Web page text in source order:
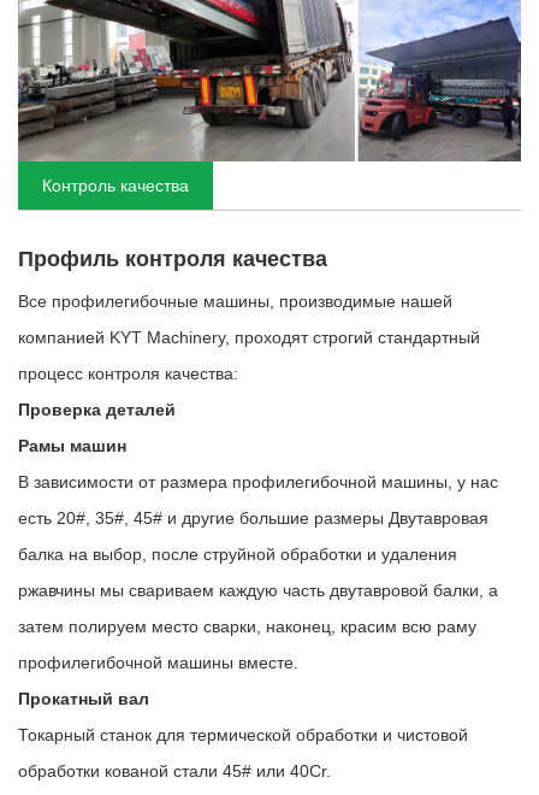
Контроль качества
Профиль контроля качества
Все профилегибочные машины, производимые нашей
компанией KYT Machinery, проходят строгий стандартный
процесс контроля качества:
Проверка деталей
Рамы машин
В зависимости от размера профилегибочной машины, у нас
есть 20#, 35#, 45# и другие большие размеры Двутавровая
балка на выбор, после струйной обработки и удаления
ржавчины мы свариваем каждую часть двутавровой балки, а
затем полируем место сварки, наконец, красим всю раму
профилегибочной машины вместе.
Прокатный вал
Токарный станок для термической обработки и чистовой
обработки кованой стали 45# или 40Cr.